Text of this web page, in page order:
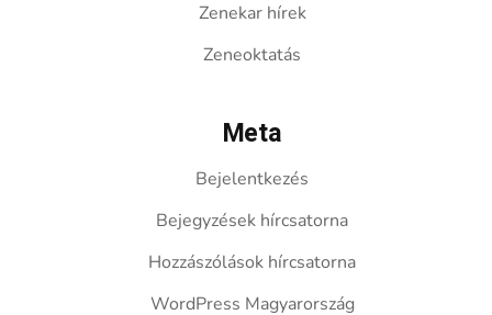
Zenekar hírek
Zeneoktatás
Meta
Bejelentkezés
Bejegyzések hírcsatorna
Hozzászólások hírcsatorna
WordPress Magyarország